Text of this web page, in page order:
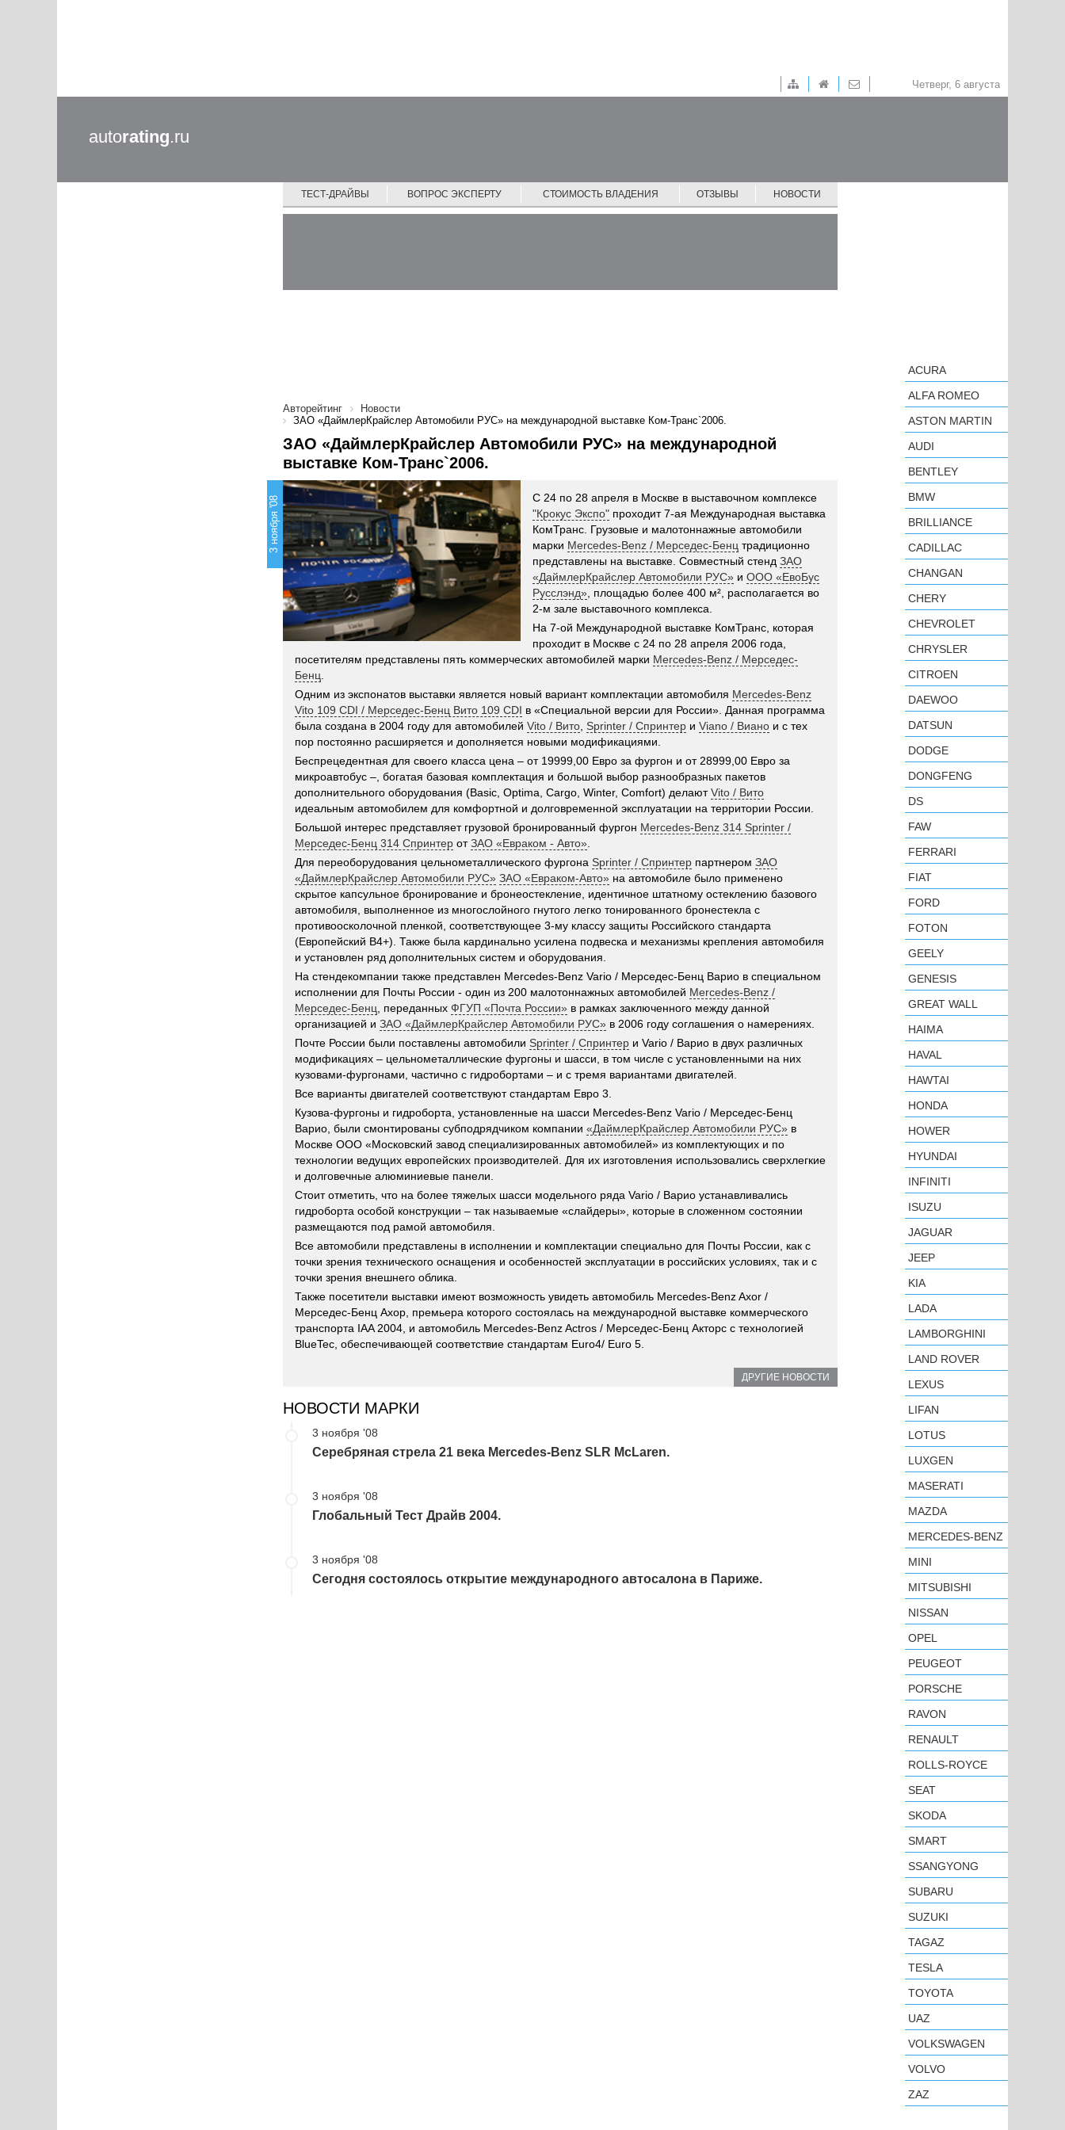
Четверг, 6 августа
autorating.ru
ТЕСТ-ДРАЙВЫ ВОПРОС ЭКСПЕРТУ СТОИМОСТЬ ВЛАДЕНИЯ ОТЗЫВЫ НОВОСТИ
Авторейтинг
Новости
ЗАО «ДаймлерКрайслер Автомобили РУС» на международной выставке Ком-Транс`2006.
ЗАО «ДаймлерКрайслер Автомобили РУС» на международной
выставке Ком-Транс`2006.
3 ноября '08
С 24 по 28 апреля в Москве в выставочном комплексе
"Крокус Экспо" проходит 7-ая Международная выставка
КомТранс. Грузовые и малотоннажные автомобили
марки Mercedes-Benz / Мерседес-Бенц традиционно
представлены на выставке. Совместный стенд ЗАО
«ДаймлерКрайслер Автомобили РУС» и ООО «ЕвоБус
Русслэнд» , площадью более 400 м², располагается во
2-м зале выставочного комплекса.
На 7-ой Международной выставке КомТранс, которая
проходит в Москве с 24 по 28 апреля 2006 года,
посетителям представлены пять коммерческих автомобилей марки Mercedes-Benz / Мерседес-
Бенц
Одним из экспонатов выставки является новый вариант комплектации автомобиля Mercedes-Benz
Vito 109 CDI / Мерседес-Бенц Вито 109 CDI в «Специальной версии для России». Данная программа
была создана в 2004 году для автомобилей Vito / Вито Sprinter / Спринтер и Viano / Виано и с тех
пор постоянно расширяется и дополняется новыми модификациями.
Беспрецедентная для своего класса цена – от 19999,00 Евро за фургон и от 28999,00 Евро за
микроавтобус –, богатая базовая комплектация и большой выбор разнообразных пакетов
дополнительного оборудования (Basic, Optima, Cargo, Winter, Comfort) делаютVito / Вито
идеальным автомобилем для комфортной и долговременной эксплуатации на территории России.
Большой интерес представляет грузовой бронированный фургон Mercedes-Benz 314 Sprinter /
Мерседес-Бенц 314 Спринтер отЗАО «Евраком - Авто»
Для переоборудования цельнометаллического фургона Sprinter / Спринтер партнером ЗАО
«ДаймлерКрайслер Автомобили РУС» ЗАО «Евраком-Авто» на автомобиле было применено
скрытое капсульное бронирование и бронеостекление, идентичное штатному остеклению базового
автомобиля, выполненное из многослойного гнутого легко тонированного бронестекла с
противоосколочной пленкой, соответствующее 3-му классу защиты Российского стандарта
(Европейский В4+). Также была кардинально усилена подвеска и механизмы крепления автомобиля
и установлен ряд дополнительных систем и оборудования.
На стендекомпании также представлен Mercedes-Benz Vario / Мерседес-Бенц Варио в специальном
исполнении для Почты России - один из 200 малотоннажных автомобилей Mercedes-Benz /
Мерседес-Бенц , переданных ФГУП «Почта России» в рамках заключенного между данной
организацией и ЗАО «ДаймлерКрайслер Автомобили РУС» в 2006 году соглашения о намерениях.
Почте России были поставлены автомобили Sprinter / Спринтер и Vario / Варио в двух различных
модификациях – цельнометаллические фургоны и шасси, в том числе с установленными на них
кузовами-фургонами, частично с гидробортами – и с тремя вариантами двигателей.
Все варианты двигателей соответствуют стандартам Евро 3.
Кузова-фургоны и гидроборта, установленные на шасси Mercedes-Benz Vario / Мерседес-Бенц
Варио, были смонтированы субподрядчиком компании «ДаймлерКрайслер Автомобили РУС» в
Москве ООО «Московский завод специализированных автомобилей» из комплектующих и по
технологии ведущих европейских производителей. Для их изготовления использовались сверхлегкие
и долговечные алюминиевые панели.
Стоит отметить, что на более тяжелых шасси модельного ряда Vario / Варио устанавливались
гидроборта особой конструкции – так называемые «слайдеры», которые в сложенном состоянии
размещаются под рамой автомобиля.
Все автомобили представлены в исполнении и комплектации специально для Почты России, как с
точки зрения технического оснащения и особенностей эксплуатации в российских условиях, так и с
точки зрения внешнего облика.
Также посетители выставки имеют возможность увидеть автомобиль Mercedes-Benz Axor /
Мерседес-Бенц Ахор, премьера которого состоялась на международной выставке коммерческого
транспорта IAA 2004, и автомобиль Mercedes-Benz Actros / Мерседес-Бенц Акторс с технологией
BlueTec, обеспечивающей соответствие стандартам Euro4/ Euro 5.
ДРУГИЕ НОВОСТИ
НОВОСТИ МАРКИ
3 ноября '08
Серебряная стрела 21 века Mercedes-Benz SLR McLaren.
3 ноября '08
Глобальный Тест Драйв 2004.
3 ноября '08
Сегодня состоялось открытие международного автосалона в Париже.
ACURA
ALFA ROMEO
ASTON MARTIN
AUDI
BENTLEY
BMW
BRILLIANCE
CADILLAC
CHANGAN
CHERY
CHEVROLET
CHRYSLER
CITROEN
DAEWOO
DATSUN
DODGE
DONGFENG
DS
FAW
FERRARI
FIAT
FORD
FOTON
GEELY
GENESIS
GREAT WALL
HAIMA
HAVAL
HAWTAI
HONDA
HOWER
HYUNDAI
INFINITI
ISUZU
JAGUAR
JEEP
KIA
LADA
LAMBORGHINI
LAND ROVER
LEXUS
LIFAN
LOTUS
LUXGEN
MASERATI
MAZDA
MERCEDES-BENZ
MINI
MITSUBISHI
NISSAN
OPEL
PEUGEOT
PORSCHE
RAVON
RENAULT
ROLLS-ROYCE
SEAT
SKODA
SMART
SSANGYONG
SUBARU
SUZUKI
TAGAZ
TESLA
TOYOTA
UAZ
VOLKSWAGEN
VOLVO
ZAZ